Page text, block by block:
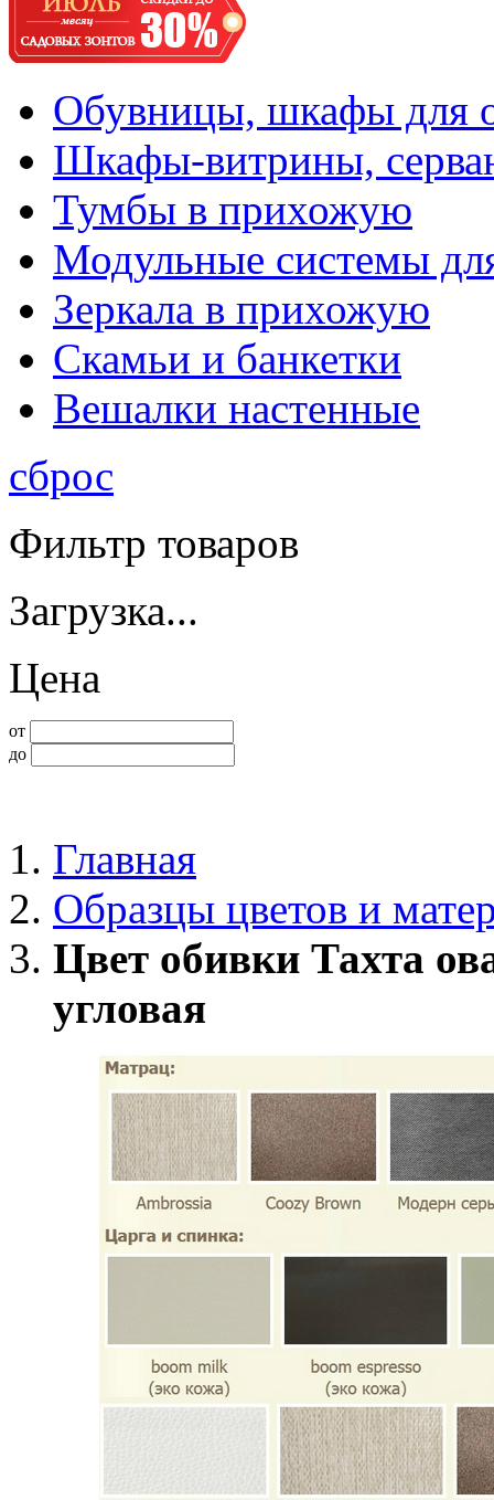
Обувницы, шкафы для
Шкафы-витрины,
Тумбы в прихожую
Модульные системы
Зеркала в прихожую
Скамьи и банкетки
Вешалки настенные
сброс
Фильтр товаров
Загрузка...
Цена
от
до
Главная
Образцы цветов и
Цвет обивки Тахта
угловая